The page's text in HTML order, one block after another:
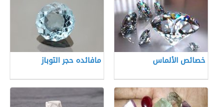
خصائص الألماس مافائده حجر التوباز